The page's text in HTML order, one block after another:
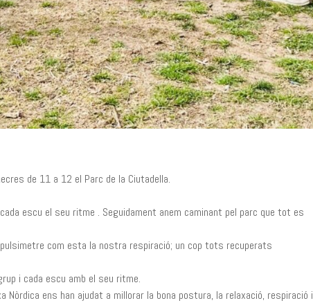
de 11 a 12 el Parc de la Ciutadella.
escu el seu ritme . Seguidament anem caminant pel parc que tot es
com esta la nostra respiració; un cop tots recuperats
i cada escu amb el seu ritme.
ens han ajudat a millorar la bona postura, la relaxació, respiració i